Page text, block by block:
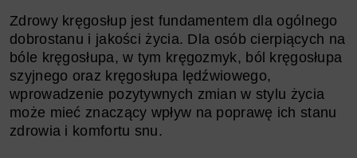
Zdrowy kręgosłup jest fundamentem dla ogólnego
dobrostanu i jakości życia. Dla osób cierpiących na
bóle kręgosłupa, w tym kręgozmyk, ból kręgosłupa
szyjnego oraz kręgosłupa lędźwiowego,
wprowadzenie pozytywnych zmian w stylu życia
może mieć znaczący wpływ na poprawę ich stanu
zdrowia i komfortu snu.